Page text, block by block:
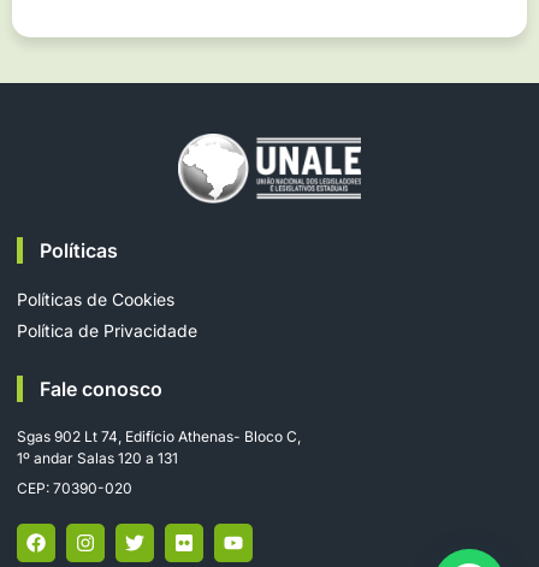
Políticas
Políticas de Cookies
Política de Privacidade
Fale conosco
Sgas 902 Lt 74, Edifício Athenas- Bloco C,
1º andar Salas 120 a 131
CEP: 70390-020